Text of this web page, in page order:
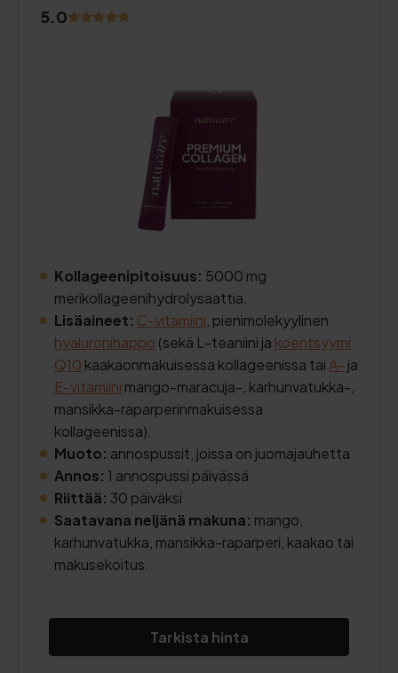
5.0
Kollageenipitoisuus: 5000 mg
merikollageenihydrolysaattia.
Lisäaineet: C-vitamiini , pienimolekyylinen
hyaluronihappo (sekä L-teaniini ja koentsyymi
Q10 kaakaonmakuisessa kollageenissa tai A- ja
E-vitamiini mango-maracuja-, karhunvatukka-,
mansikka-raparperinmakuisessa
kollageenissa).
Muoto: annospussit, joissa on juomajauhetta
Annos: 1 annospussi päivässä
Riittää: 30 päiväksi
Saatavana neljänä makuna: mango,
karhunvatukka, mansikka-raparperi, kaakao tai
makusekoitus.
Tarkista hinta